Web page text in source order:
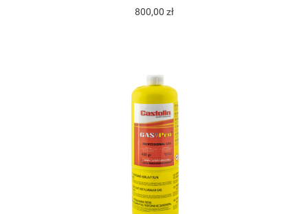
800,00 zł